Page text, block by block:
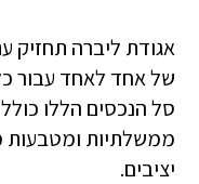
אגודת ליברה תחזיק
של אחד לאחד עבור
סל הנכסים הללו
ממשלתיות ומטבעות
יציבים.